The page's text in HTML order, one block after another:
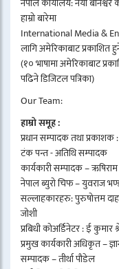
हाम्रो बारेमा
International Media &
लागि अमेरिकाबाट
(१० भाषामा अमेरिकाबाट
पढिने डिजिटल पत्रिका)
Our Team:
हाम्रो समूह :
प्रधान सम्पादक तथा प्रकाशक
टंक पन्त - अतिथि सम्पादक
कार्यकारी सम्पादक –
नेपाल ब्युरो चिफ – युवराज
सल्लाहकारहरु: पुरुषोत्तम
जोशी
प्रबिधी कोअर्डिनेटर : ई कुमार
प्रमुख कार्यकारी अधिकृत –
सम्पादक – तीर्था पौडेल